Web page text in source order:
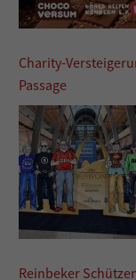
Charity-
Passage
Reinbeker